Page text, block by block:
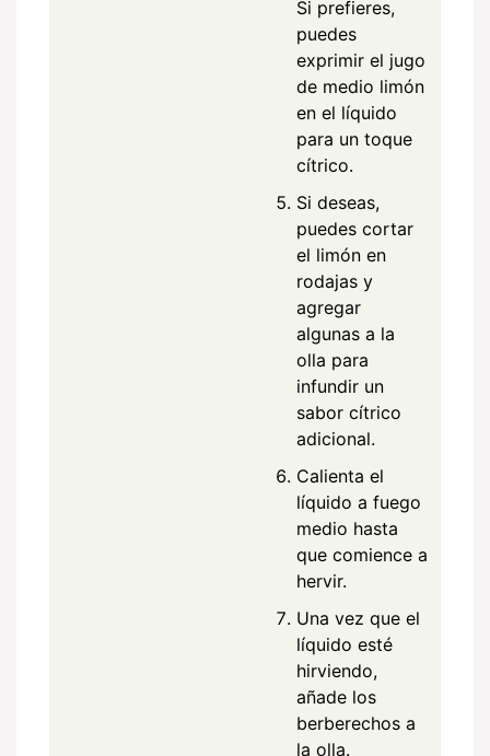
Si prefieres,
puedes
exprimir el jugo
de medio limón
en el líquido
para un toque
cítrico.
Si deseas,
puedes cortar
el limón en
rodajas y
agregar
algunas a la
olla para
infundir un
sabor cítrico
adicional.
Calienta el
líquido a fuego
medio hasta
que comience a
hervir.
Una vez que el
líquido esté
hirviendo,
añade los
berberechos a
la olla.